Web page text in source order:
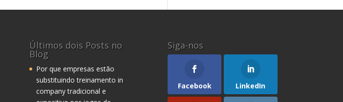
Últimos dois Posts no
Blog
Por que empresas estão
substituindo treinamento in
company tradicional e
Siga-nos
Facebook LinkedIn